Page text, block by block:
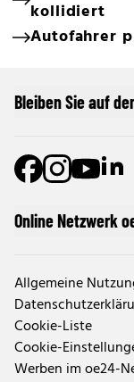
kollidiert
Autofahrer
Online Netzwerk
Allgemeine
Cookie-Liste
Cookie-
Werben im oe24-
Bleiben Sie auf